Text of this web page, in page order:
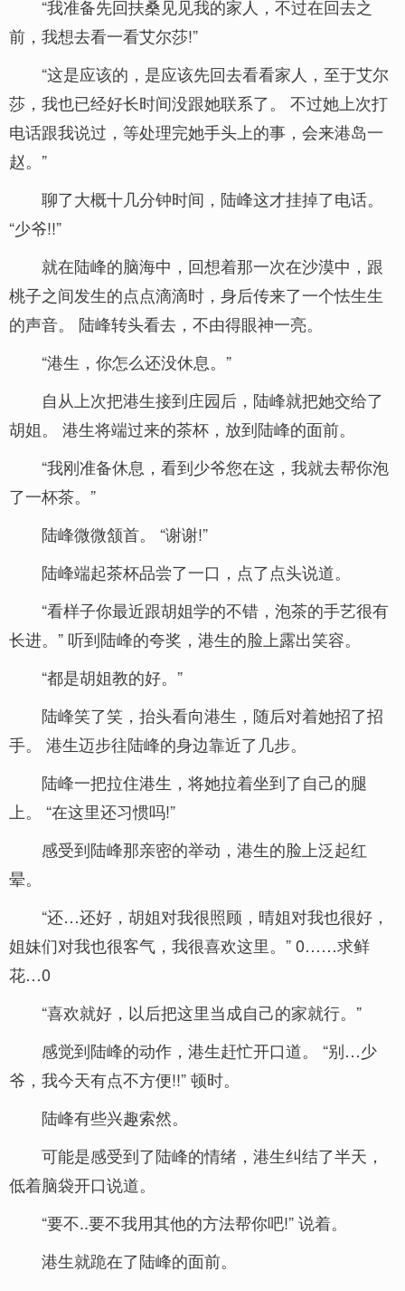
“我准备先回扶桑见见我的家人，不过在回去之
前，我想去看一看艾尔莎!”
“这是应该的，是应该先回去看看家人，至于艾尔
莎，我也已经好长时间没跟她联系了。 不过她上次打
电话跟我说过，等处理完她手头上的事，会来港岛一
赵。”
聊了大概十几分钟时间，陆峰这才挂掉了电话。
“少爷!!”
就在陆峰的脑海中，回想着那一次在沙漠中，跟
桃子之间发生的点点滴滴时，身后传来了一个怯生生
的声音。 陆峰转头看去，不由得眼神一亮。
“港生，你怎么还没休息。”
自从上次把港生接到庄园后，陆峰就把她交给了
胡姐。 港生将端过来的茶杯，放到陆峰的面前。
“我刚准备休息，看到少爷您在这，我就去帮你泡
了一杯茶。”
陆峰微微颔首。 “谢谢!”
陆峰端起茶杯品尝了一口，点了点头说道。
“看样子你最近跟胡姐学的不错，泡茶的手艺很有
长进。” 听到陆峰的夸奖，港生的脸上露出笑容。
“都是胡姐教的好。”
陆峰笑了笑，抬头看向港生，随后对着她招了招
手。 港生迈步往陆峰的身边靠近了几步。
陆峰一把拉住港生，将她拉着坐到了自己的腿
上。 “在这里还习惯吗!”
感受到陆峰那亲密的举动，港生的脸上泛起红
晕。
“还…还好，胡姐对我很照顾，晴姐对我也很好，
姐妹们对我也很客气，我很喜欢这里。” 0……求鲜
花…0
“喜欢就好，以后把这里当成自己的家就行。”
感觉到陆峰的动作，港生赶忙开口道。 “别…少
爷，我今天有点不方便!!” 顿时。
陆峰有些兴趣索然。
可能是感受到了陆峰的情绪，港生纠结了半天，
低着脑袋开口说道。
“要不..要不我用其他的方法帮你吧!” 说着。
港生就跪在了陆峰的面前。